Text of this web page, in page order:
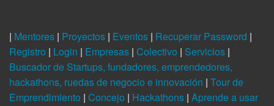
| Mentores | Proyectos | Eventos | Recuperar Password |
Registro | Login | Empresas | Colectivo | Servicios |
Buscador de Startups, fundadores, emprendedores,
hackathons, ruedas de negocio e innovación | Tour de
Emprendimiento | Concejo | Hackathons | Aprende a usar